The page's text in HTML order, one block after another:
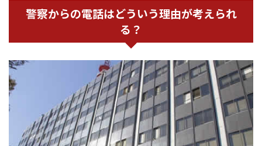
警察からの電話はどういう理由が考えられ
る？